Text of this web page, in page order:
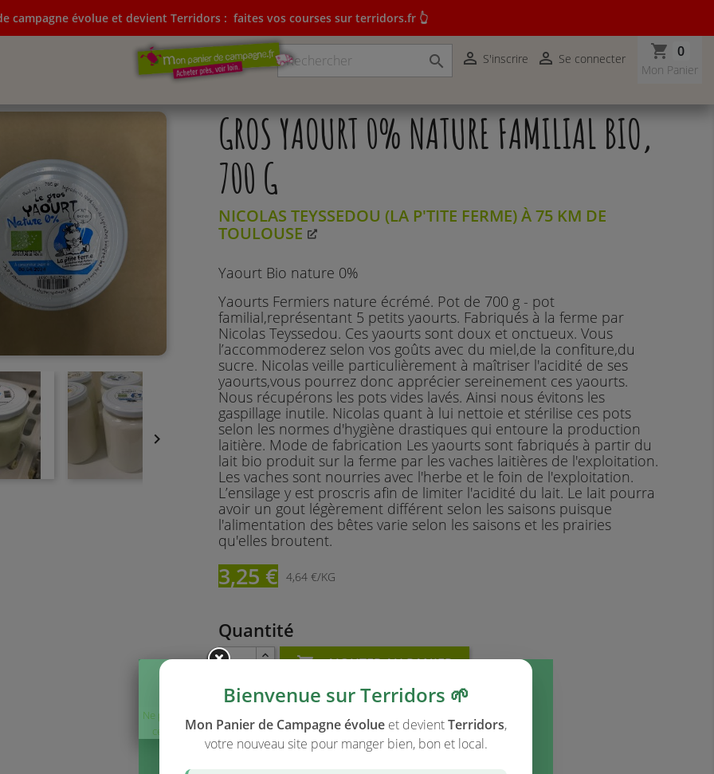
campagne évolue et devient Terridors : faites vos courses sur terridors.fr 👆
  S'inscrire  Se connecter shopping_cart 0
Mon Panier
évolue et devient Terridors:faites vos courses sur terridors.fr 👆

GROS YAOURT 0% NATURE FAMILIAL BIO,
700 G
NICOLAS TEYSSEDOU (LA P'TITE FERME) À 75 KM DE
TOULOUSE
Yaourt Bio nature 0%
Yaourts Fermiers nature écrémé. Pot de 700 g - pot
familial,représentant 5 petits yaourts. Fabriqués à la ferme par
Nicolas Teyssedou. Ces yaourts sont doux et onctueux. Vous
l’accommoderez selon vos goûts avec du miel,de la confiture,du
sucre. Nicolas veille particulièrement à maîtriser l'acidité de ses
yaourts,vous pourrez donc apprécier sereinement ces yaourts.
Nous récupérons les pots vides lavés. Ainsi nous évitons les
gaspillage inutile. Nicolas quant à lui nettoie et stérilise ces pots
selon les normes d'hygiène drastiques qui entoure la production
laitière. Mode de fabrication Les yaourts sont fabriqués à partir du
lait bio produit sur la ferme par les vaches laitières de l'exploitation.
Les vaches sont nourries avec l'herbe et le foin de l'exploitation.
L’ensilage y est proscris afin de limiter l'acidité du lait. Le lait pourra
avoir un gout légèrement différent selon les saisons puisque
l'alimentation des bêtes varie selon les saisons et les prairies
qu'elles broutent.
3,25 € 4,64 €/KG
Quantité
 AJOUTER AU PANIER
Produit issu de l'agriculture biologique
Bienvenue sur Terridors 🌱
Mon Panier de Campagne évolue et devientTerridors,
votre nouveau site pour manger bien, bon et local.
Ne plus afficher
ce message